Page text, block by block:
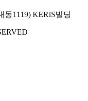
동1119) KERIS빌딩